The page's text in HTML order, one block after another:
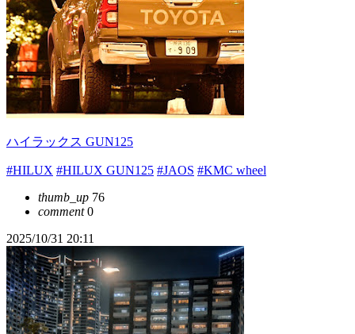
ハイラックス GUN125
#HILUX #HILUX GUN125 #JAOS #KMC wheel
thumb_up 76
comment0
2025/10/31 20:11